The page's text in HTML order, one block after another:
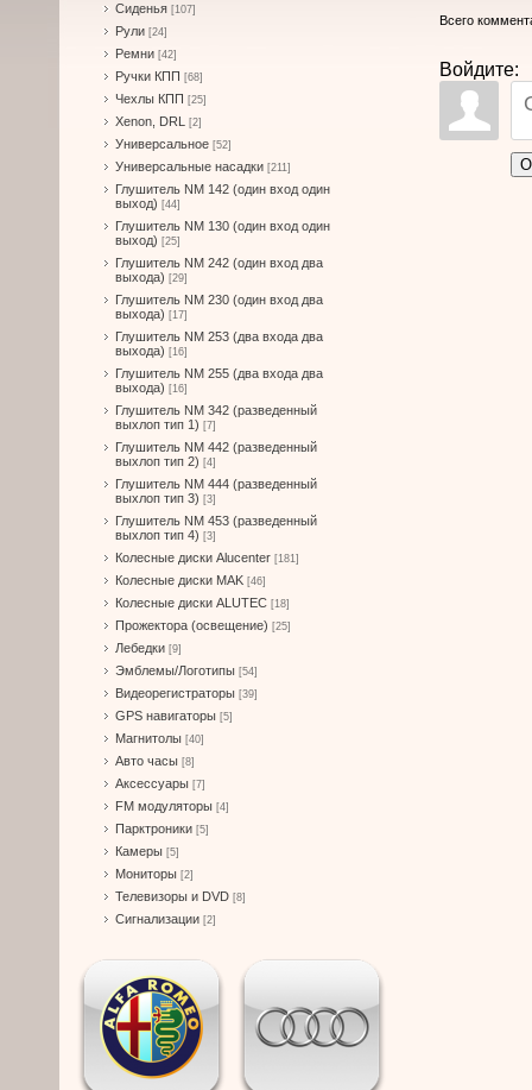
Сиденья [107]
Рули [24]
Ремни [42]
Ручки КПП [68]
Чехлы КПП [25]
Xenon, DRL [2]
Универсальное [52]
Универсальные насадки [211]
Глушитель NM 142 (один вход один
выход) [44]
Глушитель NM 130 (один вход один
выход) [25]
Глушитель NM 242 (один вход два
выхода) [29]
Глушитель NM 230 (один вход два
выхода) [17]
Глушитель NM 253 (два входа два
выхода) [16]
Глушитель NM 255 (два входа два
выхода) [16]
Глушитель NM 342 (разведенный
выхлоп тип 1) [7]
Глушитель NM 442 (разведенный
выхлоп тип 2) [4]
Глушитель NM 444 (разведенный
выхлоп тип 3) [3]
Глушитель NM 453 (разведенный
выхлоп тип 4) [3]
Колесные диски Alucenter [181]
Колесные диски MAK [46]
Колесные диски ALUTEC [18]
Прожектора (освещение) [25]
Лебедки [9]
Эмблемы/Логотипы [54]
Видеорегистраторы [39]
GPS навигаторы [5]
Магнитолы [40]
Авто часы [8]
Аксессуары [7]
FM модуляторы [4]
Парктроники [5]
Камеры [5]
Мониторы [2]
Телевизоры и DVD [8]
Сигнализации [2]
Всего
Войдите: